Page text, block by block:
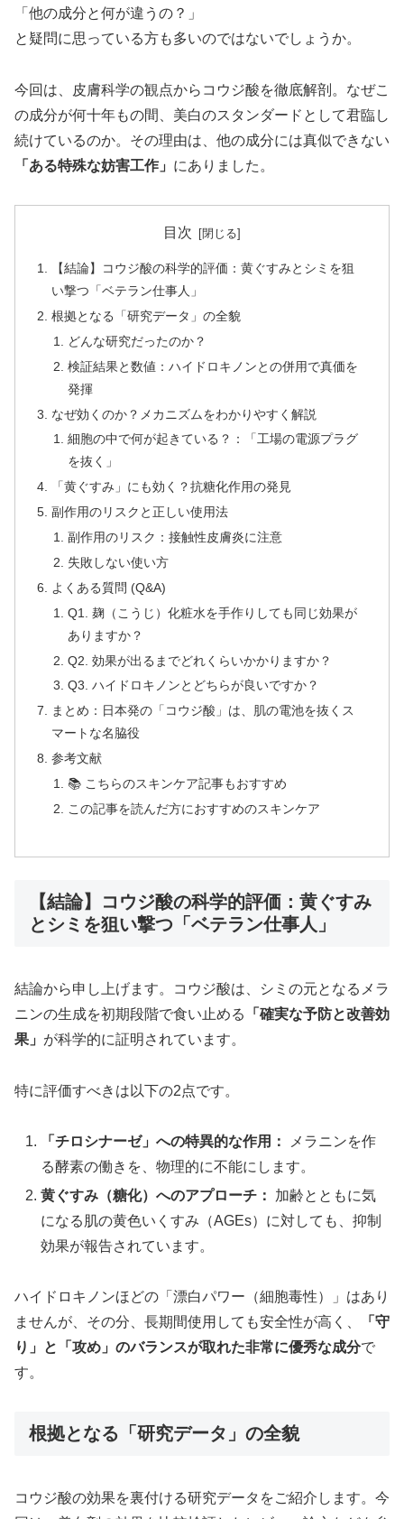
「他の成分と何が違うの？」
と疑問に思っている方も多いのではないでしょうか。
今回は、皮膚科学の観点からコウジ酸を徹底解剖。なぜこ
の成分が何十年もの間、美白のスタンダードとして君臨し
続けているのか。その理由は、他の成分には真似できない
「ある特殊な妨害工作」 にありました。
目次
【結論】コウジ酸の科学的評価：黄ぐすみとシミを狙
い撃つ「ベテラン仕事人」
根拠となる「研究データ」の全貌
どんな研究だったのか？
検証結果と数値：ハイドロキノンとの併用で真価を
発揮
なぜ効くのか？メカニズムをわかりやすく解説
細胞の中で何が起きている？：「工場の電源プラグ
を抜く」
「黄ぐすみ」にも効く？抗糖化作用の発見
副作用のリスクと正しい使用法
副作用のリスク：接触性皮膚炎に注意
失敗しない使い方
よくある質問 (Q&A)
Q1. 麹（こうじ）化粧水を手作りしても同じ効果が
ありますか？
Q2. 効果が出るまでどれくらいかかりますか？
Q3. ハイドロキノンとどちらが良いですか？
まとめ：日本発の「コウジ酸」は、肌の電池を抜くス
マートな名脇役
参考文献
📚 こちらのスキンケア記事もおすすめ
この記事を読んだ方におすすめのスキンケア
【結論】コウジ酸の科学的評価：黄ぐすみ
とシミを狙い撃つ「ベテラン仕事人」
結論から申し上げます。コウジ酸は、シミの元となるメラ
ニンの生成を初期段階で食い止める
「確実な予防と改善効
果」 が科学的に証明されています。
特に評価すべきは以下の2点です。
「チロシナーゼ」への特異的な作用：
メラニンを作
る酵素の働きを、物理的に不能にします。
黄ぐすみ（糖化）へのアプローチ：
加齢とともに気
になる肌の黄色いくすみ（AGEs）に対しても、抑制
効果が報告されています。
ハイドロキノンほどの「漂白パワー（細胞毒性）」はあり
ませんが、その分、長期間使用しても安全性が高く、
「守
り」と「攻め」のバランスが取れた非常に優秀な成分で
す。
根拠となる「研究データ」の全貌
コウジ酸の効果を裏付ける研究データをご紹介します。今